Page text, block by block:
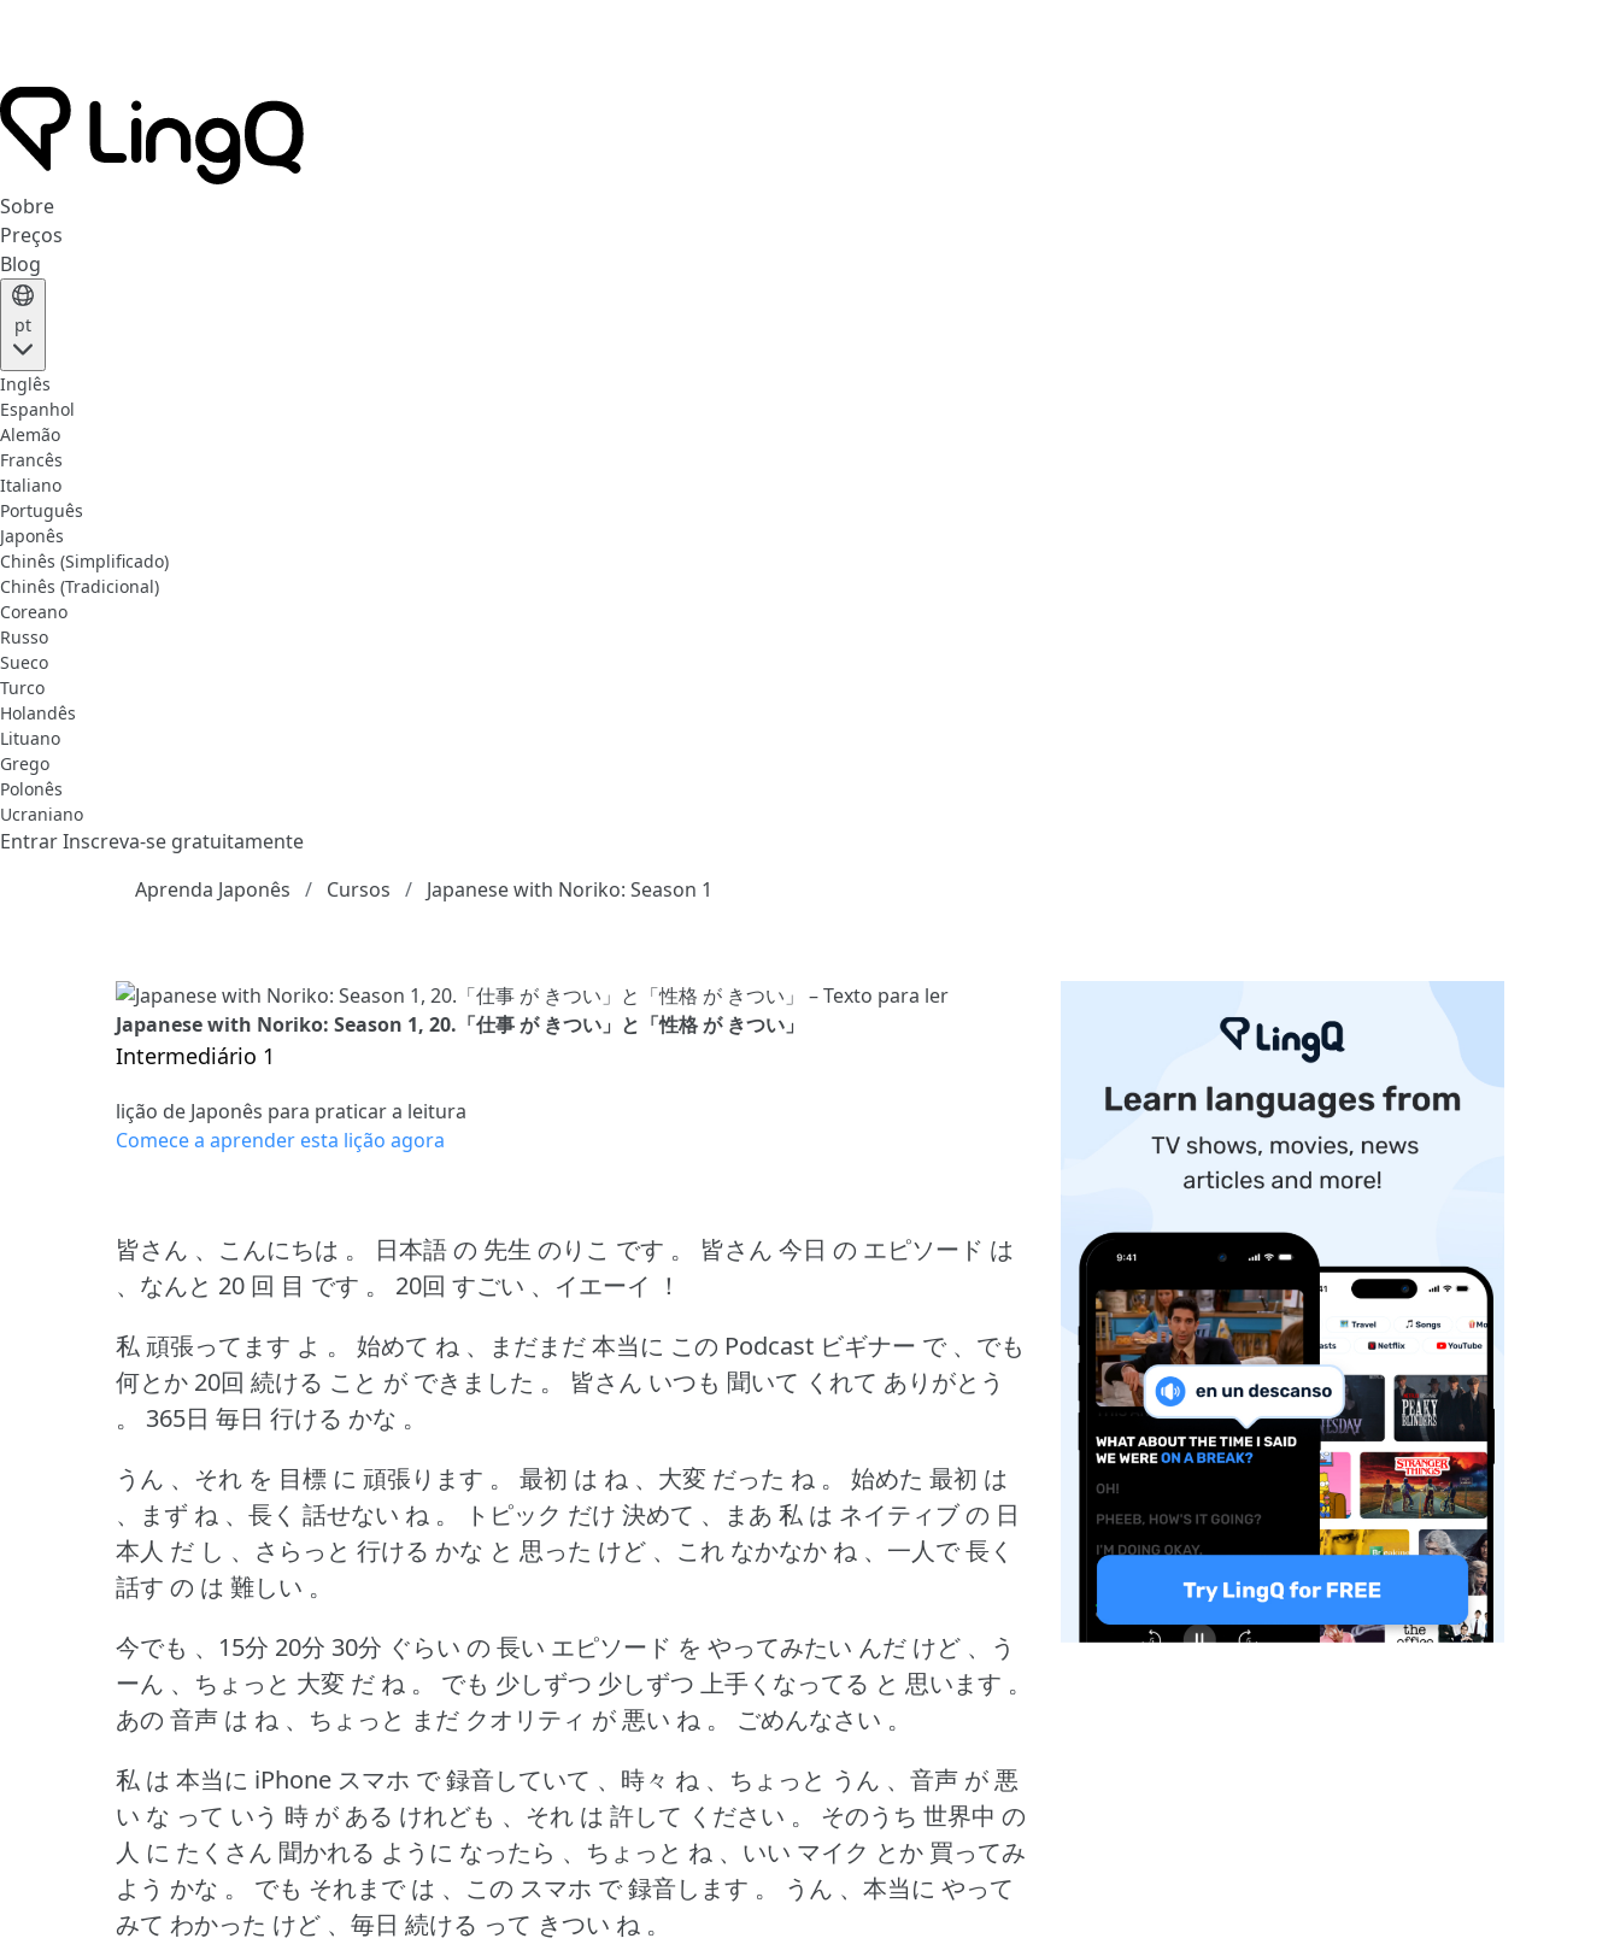
Sobre
Preços
Blog
pt
Inglês
Espanhol
Alemão
Francês
Italiano
Português
Japonês
Chinês (Simplificado)
Chinês (Tradicional)
Coreano
Russo
Sueco
Turco
Holandês
Lituano
Grego
Polonês
Ucraniano
EntrarInscreva-se gratuitamente
Aprenda Japonês
Cursos Japanese with Noriko: Season 1
Japanese with Noriko: Season 1, 20.「仕事 が きつい」と「性格 が きつい」
Intermediário 1
lição de Japonês para praticar a leitura
Comece a aprender esta lição agora
皆さん 、こんにちは 。 日本語 の 先生 のりこ です 。
皆さん 今日 の エピソード は
、なんと 20 回 目 です 。
20回 すごい 、イエーイ ！
私 頑張ってます よ 。
始めて ね 、まだまだ 本当に この Podcast ビギナー で 、でも
何とか 20回 続ける こと が できました 。
皆さん いつも 聞いて くれて ありがとう
。
365日 毎日 行ける かな 。
うん 、それ を 目標 に 頑張ります 。
最初 は ね 、大変 だった ね 。
始めた 最初 は
、まず ね 、長く 話せない ね 。
トピック だけ 決めて 、まあ 私 は ネイティブ の 日
本人 だ し 、さらっと 行ける かな と 思った けど 、これ なかなか ね 、一人で 長く
話す の は 難しい 。
今でも 、15分 20分 30分 ぐらい の 長い エピソード を やってみたい んだ けど 、う
ーん 、ちょっと 大変 だ ね 。
でも 少しずつ 少しずつ 上手くなってる と 思います 。
あの 音声 は ね 、ちょっと まだ クオリティ が 悪い ね 。
ごめんなさい 。
私 は 本当に iPhone スマホ で 録音していて 、時々 ね 、ちょっと うん 、音声 が 悪
い な って いう 時 が ある けれども 、それ は 許して ください 。
そのうち 世界中 の
人 に たくさん 聞かれる ように なったら 、ちょっと ね 、いい マイク とか 買ってみ
よう かな 。
でも それまで は 、この スマホ で 録音します 。
うん 、本当に やって
みて わかった けど 、毎日 続ける って きつい ね 。